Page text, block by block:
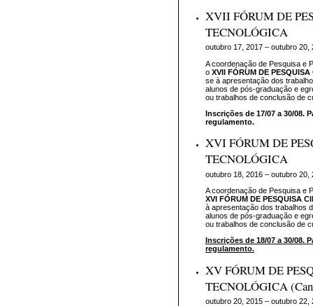
XVII FÓRUM DE
TECNOLÓGICA
outubro 17, 2017 – outubro 20,
A coordenação de Pesquisa e
o XVII FÓRUM DE
se à apresentação dos
alunos de pós-graduação e
ou trabalhos de conclusão de
Inscrições de 17/07 a 30/08.
regulamento.
XVI FÓRUM DE
TECNOLÓGICA
outubro 18, 2016 – outubro 20,
A coordenação de Pesquisa e
XVI FÓRUM DE PESQUISA
à apresentação dos trabalhos
alunos de pós-graduação e
ou trabalhos de conclusão de
Inscrições de 18/07 a 30/08.
regulamento.
XV FÓRUM DE
TECNOLÓGICA
outubro 20, 2015 – outubro 22,